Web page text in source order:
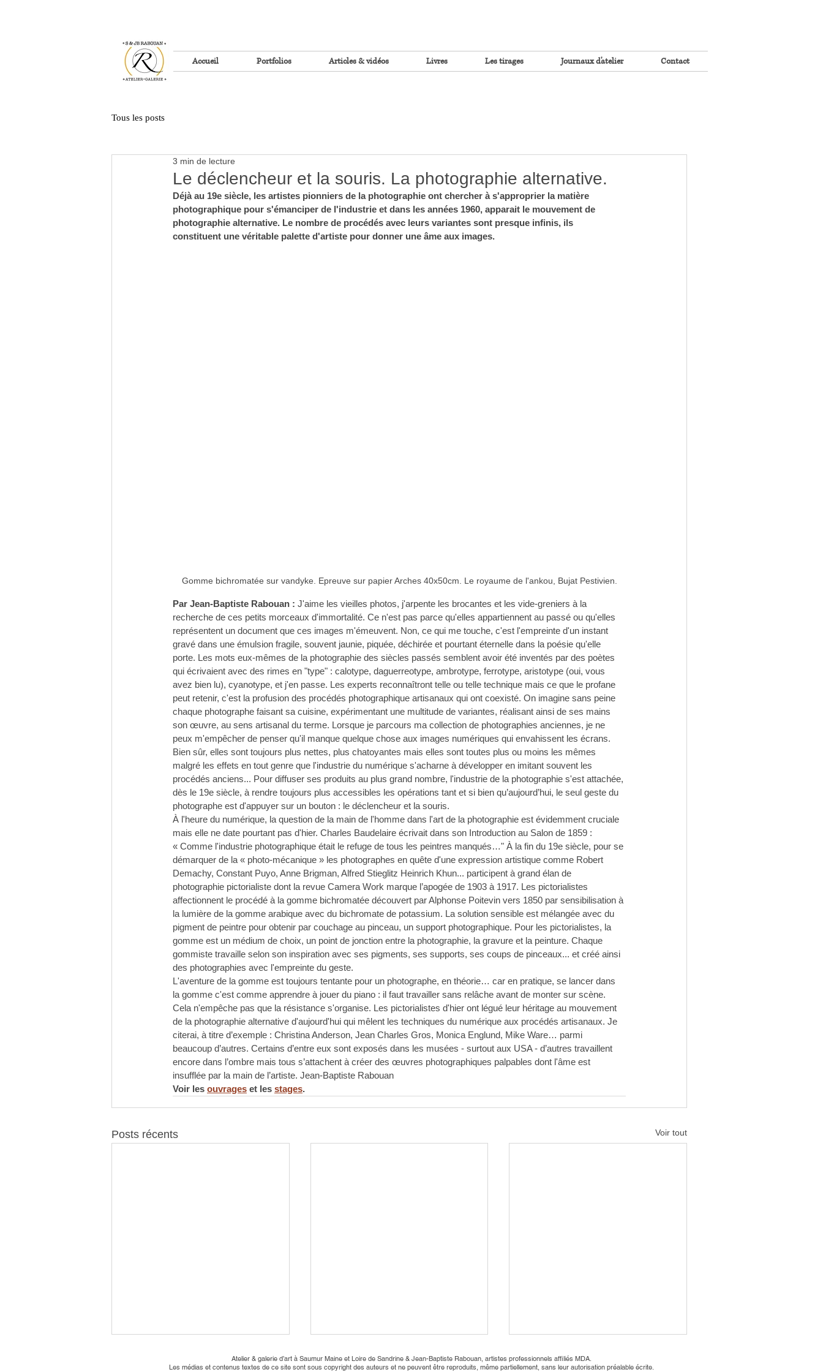
Accueil Portfolios Articles & vidéos Livres Les tirages Journaux d'atelier Contact
Tous les posts
Le déclencheur et la souris. La photographie alternative.
3 min de lecture
Déjà au 19e siècle, les artistes pionniers de la photographie ont chercher à s'approprier la matière
photographique pour s'émanciper de l'industrie et dans les années 1960, apparait le mouvement de
photographie alternative. Le nombre de procédés avec leurs variantes sont presque infinis, ils
constituent une véritable palette d'artiste pour donner une âme aux images.
Gomme bichromatée sur vandyke. Epreuve sur papier Arches 40x50cm. Le royaume de l'ankou, Bujat Pestivien.
Par Jean-Baptiste Rabouan : J'aime les vieilles photos, j'arpente les brocantes et les vide-greniers à la
recherche de ces petits morceaux d'immortalité. Ce n'est pas parce qu'elles appartiennent au passé ou qu'elles
représentent un document que ces images m'émeuvent. Non, ce qui me touche, c'est l'empreinte d'un instant
gravé dans une émulsion fragile, souvent jaunie, piquée, déchirée et pourtant éternelle dans la poésie qu'elle
porte. Les mots eux-mêmes de la photographie des siècles passés semblent avoir été inventés par des poètes
qui écrivaient avec des rimes en "type" : calotype, daguerreotype, ambrotype, ferrotype, aristotype (oui, vous
avez bien lu), cyanotype, et j'en passe. Les experts reconnaîtront telle ou telle technique mais ce que le profane
peut retenir, c'est la profusion des procédés photographique artisanaux qui ont coexisté. On imagine sans peine
chaque photographe faisant sa cuisine, expérimentant une multitude de variantes, réalisant ainsi de ses mains
son œuvre, au sens artisanal du terme. Lorsque je parcours ma collection de photographies anciennes, je ne
peux m'empêcher de penser qu'il manque quelque chose aux images numériques qui envahissent les écrans.
Bien sûr, elles sont toujours plus nettes, plus chatoyantes mais elles sont toutes plus ou moins les mêmes
malgré les effets en tout genre que l'industrie du numérique s'acharne à développer en imitant souvent les
procédés anciens... Pour diffuser ses produits au plus grand nombre, l'industrie de la photographie s'est attachée,
dès le 19e siècle, à rendre toujours plus accessibles les opérations tant et si bien qu’aujourd’hui, le seul geste du
photographe est d'appuyer sur un bouton : le déclencheur et la souris.
À l'heure du numérique, la question de la main de l'homme dans l'art de la photographie est évidemment cruciale
mais elle ne date pourtant pas d'hier. Charles Baudelaire écrivait dans son Introduction au Salon de 1859 :
« Comme l'industrie photographique était le refuge de tous les peintres manqués…" À la fin du 19e siècle, pour se
démarquer de la « photo-mécanique » les photographes en quête d'une expression artistique comme Robert
Demachy, Constant Puyo, Anne Brigman, Alfred Stieglitz Heinrich Khun... participent à grand élan de
photographie pictorialiste dont la revue Camera Work marque l’apogée de 1903 à 1917. Les pictorialistes
affectionnent le procédé à la gomme bichromatée découvert par Alphonse Poitevin vers 1850 par sensibilisation à
la lumière de la gomme arabique avec du bichromate de potassium. La solution sensible est mélangée avec du
pigment de peintre pour obtenir par couchage au pinceau, un support photographique. Pour les pictorialistes, la
gomme est un médium de choix, un point de jonction entre la photographie, la gravure et la peinture. Chaque
gommiste travaille selon son inspiration avec ses pigments, ses supports, ses coups de pinceaux... et créé ainsi
des photographies avec l'empreinte du geste.
L'aventure de la gomme est toujours tentante pour un photographe, en théorie… car en pratique, se lancer dans
la gomme c'est comme apprendre à jouer du piano : il faut travailler sans relâche avant de monter sur scène.
Cela n'empêche pas que la résistance s'organise. Les pictorialistes d'hier ont légué leur héritage au mouvement
de la photographie alternative d'aujourd'hui qui mêlent les techniques du numérique aux procédés artisanaux. Je
citerai, à titre d’exemple : Christina Anderson, Jean Charles Gros, Monica Englund, Mike Ware… parmi
beaucoup d’autres. Certains d’entre eux sont exposés dans les musées - surtout aux USA - d’autres travaillent
encore dans l’ombre mais tous s’attachent à créer des œuvres photographiques palpables dont l'âme est
insufflée par la main de l’artiste. Jean-Baptiste Rabouan
Voir les ouvrages et les stages.
Posts récents Voir tout
Atelier & galerie d’art à Saumur Maine et Loire de Sandrine & Jean-Baptiste Rabouan, artistes professionnels affiliés MDA.
Les médias et contenus textes de ce site sont sous copyright des auteurs et ne peuvent être reproduits, même partiellement, sans leur autorisation préalable écrite.